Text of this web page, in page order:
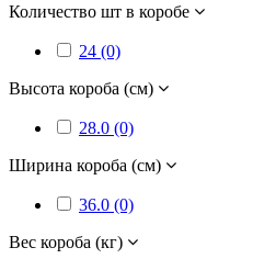
Количество шт в коробе
24 (0)
Высота короба (см)
28.0 (0)
Ширина короба (см)
36.0 (0)
Вес короба (кг)